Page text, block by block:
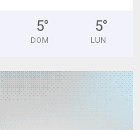
5°
DOM
5°
LUN